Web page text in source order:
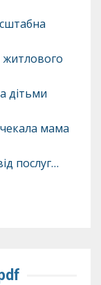
житлового
дітьми
мама
послуг…